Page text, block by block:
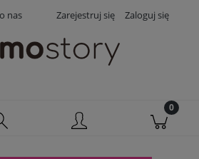
nas Zarejestruj się Zaloguj się